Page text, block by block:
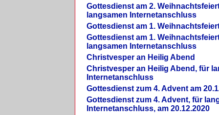
Gottesdienst am 2.
langsamen Internetanschluss
Gottesdienst am 1.
Gottesdienst am 1.
langsamen Internetanschluss
Christvesper an Heilig Abend
Christvesper an Heilig Abend, für
Internetanschluss
Gottesdienst zum 4. Advent am
Gottesdienst zum 4. Advent, für
Internetanschluss, am 20.12.2020